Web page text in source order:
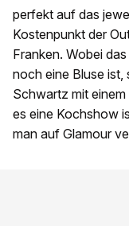
perfekt auf das
Kostenpunkt der
Franken. Wobei
noch eine Bluse ist,
Schwartz mit
es eine Kochshow
man auf Glamour